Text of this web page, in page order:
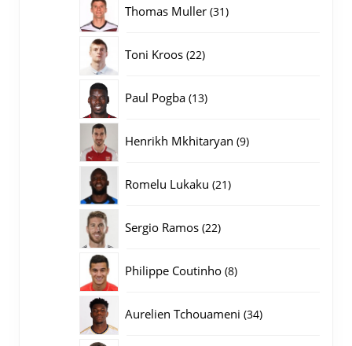
Thomas Muller 3131
Toni Kroos 2222
Paul Pogba 1313
Henrikh Mkhitaryan 99
Romelu Lukaku 2121
Sergio Ramos 2222
Philippe Coutinho 88
Aurelien Tchouameni 3434